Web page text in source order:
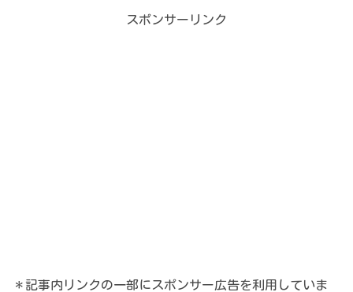
スポンサーリンク
＊記事内リンクの一部にスポンサー広告を利用していま